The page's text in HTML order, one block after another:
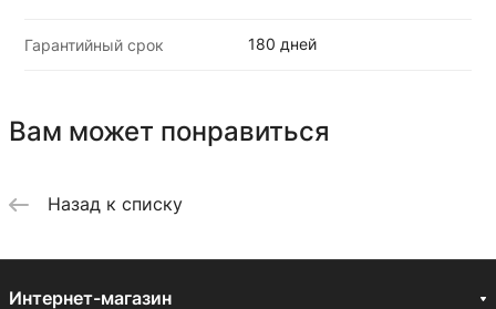
Гарантийный срок 180 дней
Вам может понравиться
Назад к списку
Интернет-магазин